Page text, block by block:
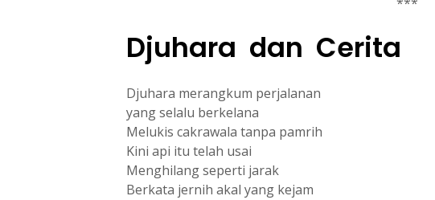
Djuhara dan Cerita
Djuhara merangkum perjalanan
yang selalu berkelana
Melukis cakrawala tanpa pamrih
Kini api itu telah usai
Menghilang seperti jarak
Berkata jernih akal yang kejam